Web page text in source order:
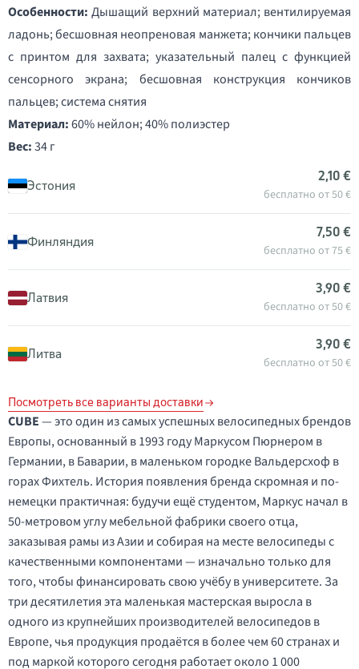
Особенности: Дышащий верхний материал; вентилируемая
ладонь; бесшовная неопреновая манжета; кончики пальцев
с принтом для захвата; указательный палец с функцией
сенсорного экрана; бесшовная конструкция кончиков
пальцев; система снятия
Материал:60% нейлон; 40% полиэстер
Вес:34 г
Эстония
2,10 €
бесплатно от 50 €
Финляндия
7,50 €
бесплатно от 75 €
Латвия
3,90 €
бесплатно от 50 €
Литва
3,90 €
бесплатно от 50 €
Посмотреть все варианты доставки
CUBE— это один из самых успешных велосипедных брендов
Европы, основанный в 1993 году Маркусом Пюрнером в
Германии, в Баварии, в маленьком городке Вальдерсхоф в
горах Фихтель. История появления бренда скромная и по-
немецки практичная: будучи ещё студентом, Маркус начал в
50-метровом углу мебельной фабрики своего отца,
заказывая рамы из Азии и собирая на месте велосипеды с
качественными компонентами — изначально только для
того, чтобы финансировать свою учёбу в университете. За
три десятилетия эта маленькая мастерская выросла в
одного из крупнейших производителей велосипедов в
Европе, чья продукция продаётся в более чем 60 странах и
под маркой которого сегодня работает около 1 000